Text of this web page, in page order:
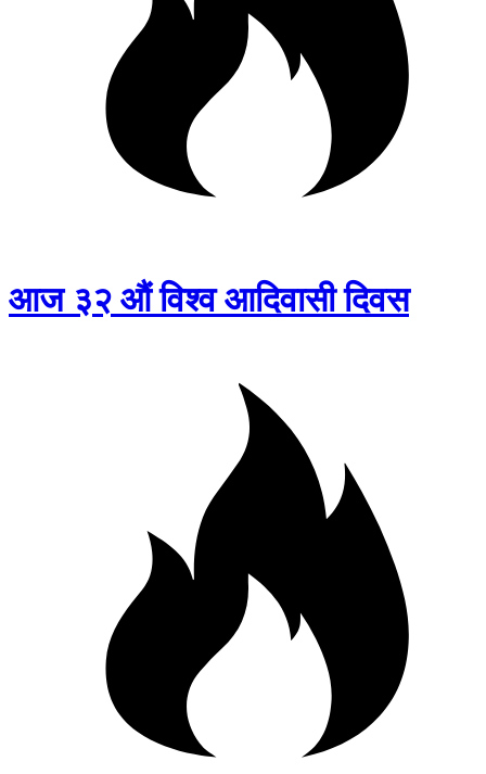
आज ३२ औं विश्व आदिवासी दिवस